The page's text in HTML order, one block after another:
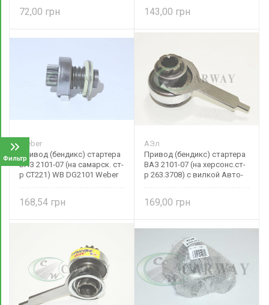
Фильтр
72,00 143,00
Weber
Привод (бендикс) стартера
ВАЗ 2101-07 (на самарск. ст-
р СТ221) WB DG2101 Weber
168,54
АЭл
Привод (бендикс) стартера
ВАЗ 2101-07 (на херсонс.ст-
р 263.3708) с вилкой Авто-
169,00